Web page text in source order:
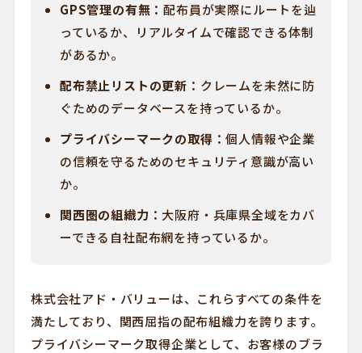
GPS管理の有無：配布員が実際にルートを辿
っているか、リアルタイムで確認できる体制
があるか。
配布禁止リストの更新： クレームを未然に防
ぐためのデータベースを持っているか。
プライバシーマークの取得：個人情報や企業
の信頼を守るためのセキュリティ意識が高い
か。
関西圏の組織力： 大阪府・兵庫県全域をカバ
ーできる自社配布網を持っているか。
株式会社アド・バリューは、これらすべての条件を
満たしており、関西屈指の配布組織力を誇ります。
プライバシーマーク取得企業として、お客様のブラ